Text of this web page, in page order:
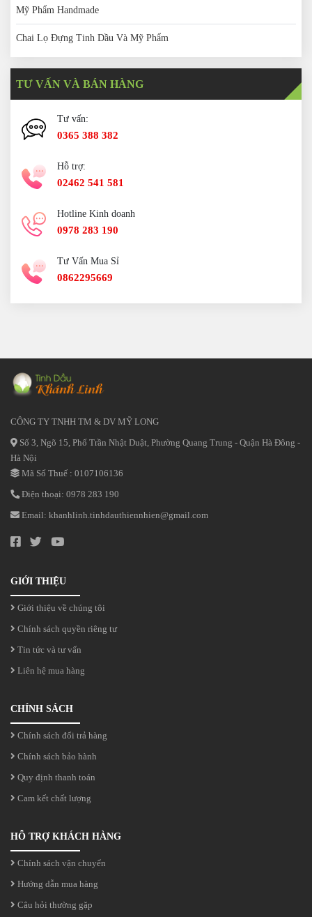
Mỹ Phẩm Handmade
Chai Lọ Đựng Tinh Dầu Và Mỹ Phẩm
TƯ VẤN VÀ BÁN HÀNG
Tư vấn:
0365 388 382
Hỗ trợ:
02462 541 581
Hotline Kinh doanh
0978 283 190
Tư Vấn Mua Sỉ
0862295669
CÔNG TY TNHH TM & DV MỸ LONG
Số 3, Ngõ 15, Phố Trần Nhật Duật, Phường Quang Trung - Quận Hà Đông -
Hà Nội
Mã Số Thuế : 0107106136
Điện thoại: 0978 283 190
Email: khanhlinh.tinhdauthiennhien@gmail.com
GIỚI THIỆU
Giới thiệu về chúng tôi
Chính sách quyền riêng tư
Tin tức và tư vấn
Liên hệ mua hàng
CHÍNH SÁCH
Chính sách đổi trả hàng
Chính sách bảo hành
Quy định thanh toán
Cam kết chất lượng
HỖ TRỢ KHÁCH HÀNG
Chính sách vận chuyển
Hướng dẫn mua hàng
Câu hỏi thường gặp